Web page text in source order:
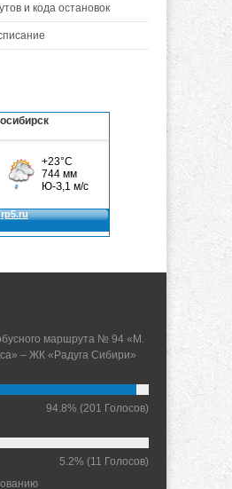
и кода остановок
маршрута № 94 «М.
– ЖК «Радуга Сибири»
94.8% (201 Голосов)
5.2% (11 Голосов)